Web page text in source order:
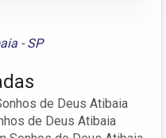
- SP
de Deus Atibaia
de Deus Atibaia